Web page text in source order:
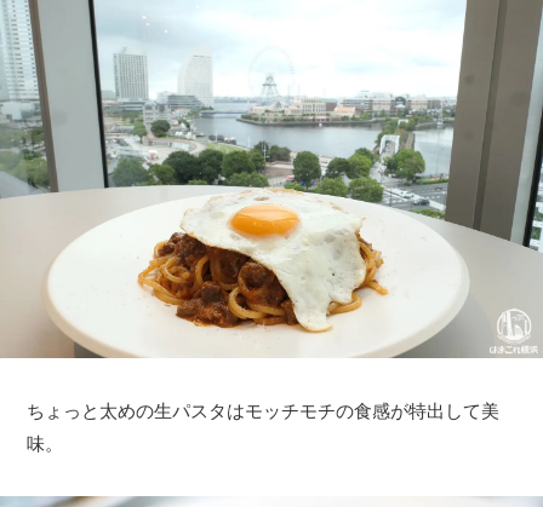
ちょっと太めの生パスタはモッチモチの食感が特出して美
味。